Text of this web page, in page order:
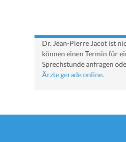
Dr. Jean-Pierre Jacot ist
können einen Termin für
Sprechstunde anfragen
Ärzte gerade online.